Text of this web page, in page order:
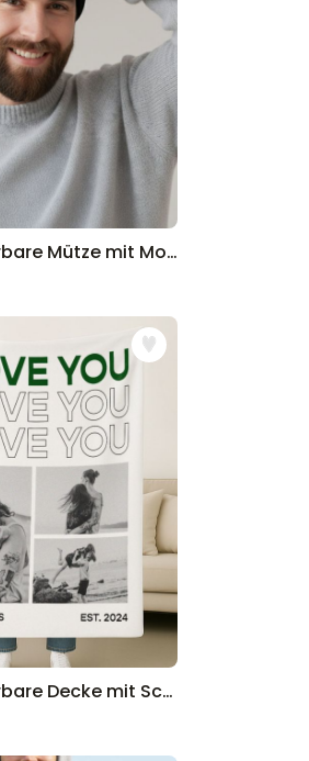
Personalisierbare Mütze mit Monogramm
Personalisierbare Decke mit Schwarz Weiß Fotos und Text